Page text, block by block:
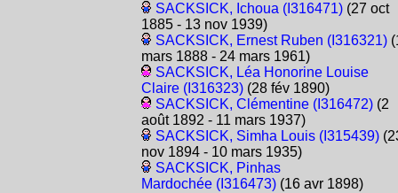
SACKSICK, Ichoua (I316471)(27 oct
1885 - 13 nov 1939)
SACKSICK, Ernest Ruben (I316321)
mars 1888 - 24 mars 1961)
SACKSICK, Léa Honorine Louise
Claire (I316323)(28 fév 1890)
SACKSICK, Clémentine (I316472)(2
août 1892 - 11 mars 1937)
SACKSICK, Simha Louis (I315439)
nov 1894 - 10 mars 1935)
SACKSICK, Pinhas
Mardochée (I316473)(16 avr 1898)